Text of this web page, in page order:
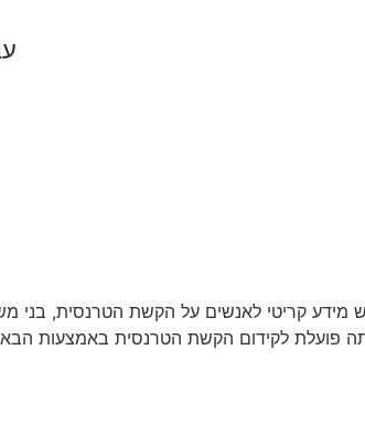
מידע קריטי לאנשים על הקשת הטרנסית, בני
פועלת לקידום הקשת הטרנסית באמצעות